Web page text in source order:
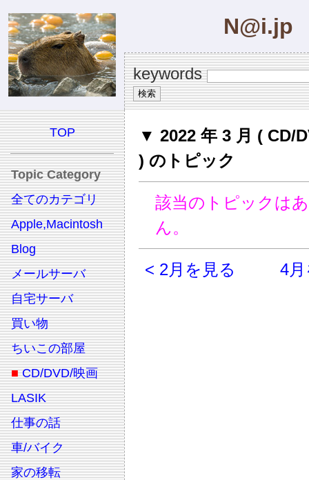
N@i.jp
keywords
TOP
Topic Category
全てのカテゴリ
Apple,Macintosh
Blog
メールサーバ
自宅サーバ
買い物
ちいこの部屋
■ CD/DVD/映画
LASIK
仕事の話
車/バイク
家の移転
▼ 2022 年 3 月 ( CD/
) のトピック
該当のトピックは
ん。
< 2月を見る 4